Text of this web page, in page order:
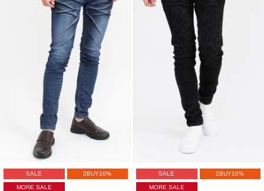
SALE 2BUY10%
MORE SALE
SALE 2BUY10%
MORE SALE